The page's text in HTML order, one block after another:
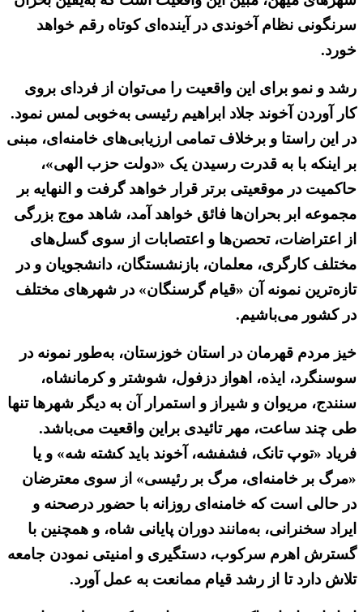
سرنگونی نظام آخوندی در آینده‌ای کوتاه رقم خواهد
خورد.
رشد و نمو برای این واقعیت را می‌توان از فردای بروی
کار آوردن آخوند جلاد ابراهیم رئیسی به‌خوبی لمس نمود.
در این راستا و برخلاف تمامی ارزیابی‌های خامنه‌ای، مبنی
بر اینکه با به قدرت رسیدن یک «دولت حزب الهی»،
حاکمیت در موقعیتی برتر قرار خواهد گرفت و النهایه بر
مجموعه ابر بحران‌ها فائق خواهد آمد، شاهد موج بزرگی
از اعتراضات، تحصن‌ها و اعتصابات از سوی گسل‌های
مختلف کارگری، معلمان، بازنشستگان، دانشجویان و در
تازه‌ترین نمونه آن «قیام گرسنگان» در شهرهای مختلف
در کشور می‌باشیم.
خیز مردم قهرمان در استان خوزستان، به‌طور نمونه در
سوسنگرد، ایذه، اهواز دزفول، شوشتر و کرمانشاه،
سنندج، مریوان و شیراز و استمرار آن به دیگر شهرها تنها
طی چند ساعت، مهر تائیدی براین واقعیت می‌باشد.
فریاد «توپ تانک، فشفشه، آخوند باید کشته شه» و یا
«مرگ بر خامنه‌ای، مرگ بر رئیسی» از سوی معترضان
در حالی است که خامنه‌ای روزانه با حضور درصحنه و
ایراد سخنرانی، به‌مانند دوران پایانی شاه، و همچنین با
گسترش اهرم سرکوب، دستگیری و امنیتی نمودن جامعه
تلاش دارد تا از رشد قیام ممانعت به عمل آورد.